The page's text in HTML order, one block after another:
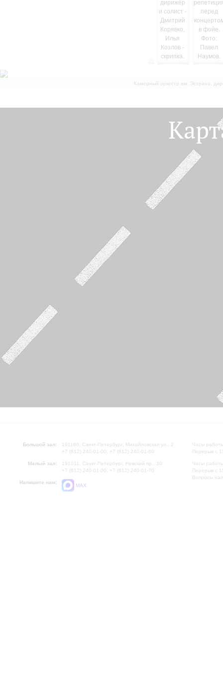
Камерный оркестр им. Эстрина,
Большой зал:
191186, Санкт-Петербург, Михайловская ул., 2
+7 (812) 240-01-00, +7 (812) 240-01-80
Малый зал:
191011, Санкт-Петербург, Невский пр., 30
+7 (812) 240-01-00, +7 (812) 240-01-70
Напишите нам:
MAX
Часы
Перерыв с
Часы
Перерыв с
Вопросы